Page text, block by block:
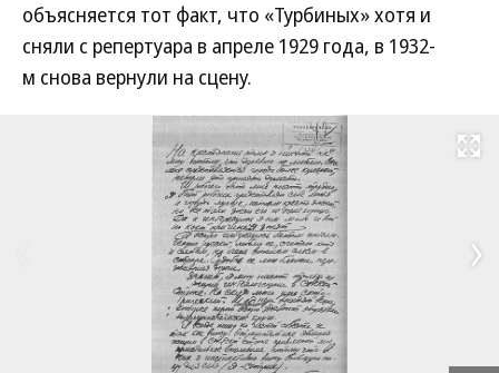
объясняется тот факт, что «Турбиных» хотя и
сняли с репертуара в апреле 1929 года, в 1932-
м снова вернули на сцену.
Развернуть